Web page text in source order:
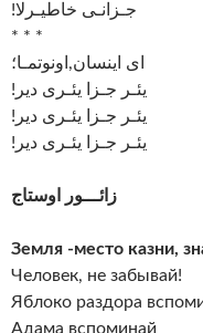
!جـزانـی خاطیـرلا
* * *
ای اینسان,اونوتمـا؛
!یئـر جـزا یئـری دیر
!یئـر جـزا یئـری دیر
!یئـر جـزا یئـری دیر
زائـــور اوستاج
Земля -место казни,
Человек, не забывай!
Яблоко раздора
Адама вспоминай